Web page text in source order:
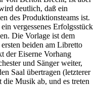
deutlich, daß ein
des Produktionsteams ist.
vergessenes Erfolgsstück
Die Vorlage ist dem
beiden am Libretto
der Eiserne Vorhang
und Sänger weiter,
Saal übertragen (letzterer
Musik ab, und es treten